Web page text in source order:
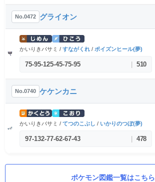
No.0472 グライオン
かいりきバサミ / すながくれ / ポイズンヒール(夢)
75-95-125-45-75-95 | 510
No.0740 ケケンカニ
かいりきバサミ / てつのこぶし / いかりのつぼ(夢)
97-132-77-62-67-43 | 478
ポケモン図鑑一覧はこちら